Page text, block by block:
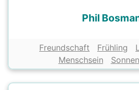
Phil
Freundschaft Frühling
Menschsein
Sonnen